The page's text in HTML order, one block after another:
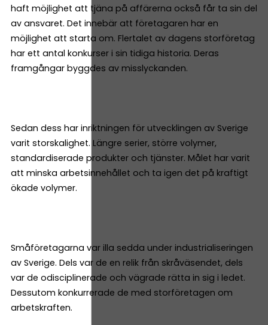
haft möjlighet att tjäna på affärerna också får ta sin del
av ansvaret. Det innebär att företagaren har en
möjlighet att starta om. Flertalet av dagens storföretag
har ett antal konkurser i sin tidiga historia. Deras
framgångar byggdes av misslyckanden.
Sedan dess har inriktningen för utvecklingen av Sverige
varit storskalighet. Längre serier, större volymer,
standardiserade produkter och tjänster. Målet har varit
att minska arbetsinnehållet och ta igen det på kraftigt
ökade volymer.
Småföretagarna var illa sedda under industrialiseringen
av Sverige. Dels var de en relik från skråväsendet, dels
var de odisciplinerade och vägrade rätta in sig i ledet.
Dessutom konkurrerade de med storföretagen om
arbetskraften.